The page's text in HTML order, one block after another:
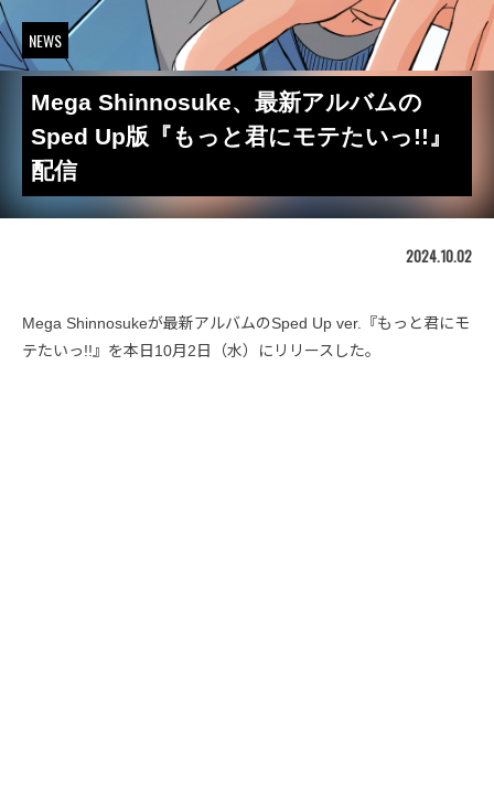
NEWS
Mega Shinnosuke、最新アルバムの
Sped Up版『もっと君にモテたいっ!!』
配信
2024.10.02
Mega Shinnosukeが最新アルバムのSped Up ver.『もっと君にモ
テたいっ!!』を本日10月2日（水）にリリースした。